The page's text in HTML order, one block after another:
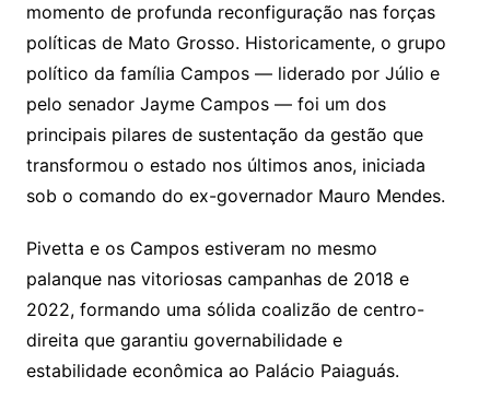
momento de profunda reconfiguração nas forças
políticas de Mato Grosso. Historicamente, o grupo
político da família Campos — liderado por Júlio e
pelo senador Jayme Campos — foi um dos
principais pilares de sustentação da gestão que
transformou o estado nos últimos anos, iniciada
sob o comando do ex-governador Mauro Mendes.
Pivetta e os Campos estiveram no mesmo
palanque nas vitoriosas campanhas de 2018 e
2022, formando uma sólida coalizão de centro-
direita que garantiu governabilidade e
estabilidade econômica ao Palácio Paiaguás.